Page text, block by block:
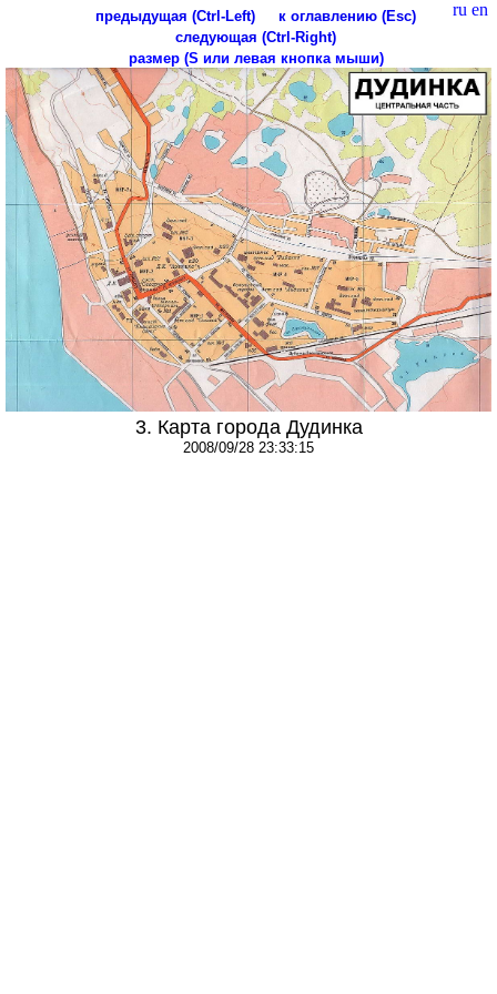
ru en
предыдущая (Ctrl-Left)
к оглавлению (Esc)
следующая (Ctrl-Right)
размер (S или левая кнопка мыши)
3. Карта города Дудинка
2008/09/28 23:33:15